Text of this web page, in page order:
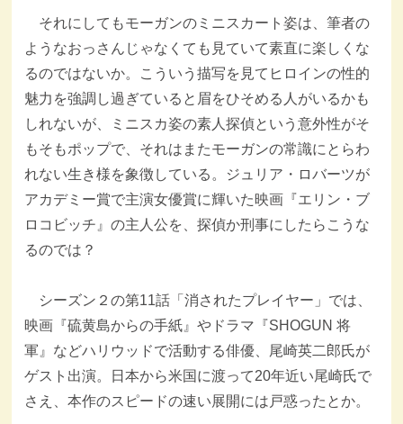
それにしてもモーガンのミニスカート姿は、筆者の
ようなおっさんじゃなくても見ていて素直に楽しくな
るのではないか。こういう描写を見てヒロインの性的
魅力を強調し過ぎていると眉をひそめる人がいるかも
しれないが、ミニスカ姿の素人探偵という意外性がそ
もそもポップで、それはまたモーガンの常識にとらわ
れない生き様を象徴している。ジュリア・ロバーツが
アカデミー賞で主演女優賞に輝いた映画『エリン・ブ
ロコビッチ』の主人公を、探偵か刑事にしたらこうな
るのでは？
シーズン２の第11話「消されたプレイヤー」では、
映画『硫黄島からの手紙』やドラマ『SHOGUN 将
軍』などハリウッドで活動する俳優、尾崎英二郎氏が
ゲスト出演。日本から米国に渡って20年近い尾崎氏で
さえ、本作のスピードの速い展開には戸惑ったとか。